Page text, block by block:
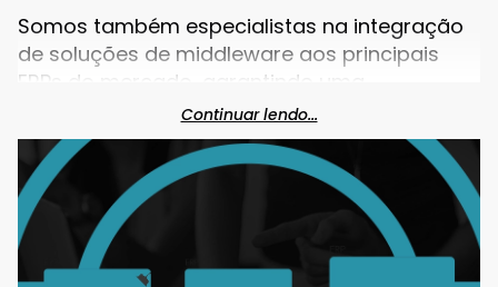
Somos também especialistas na integração
de soluções de middleware aos principais
ERPs do mercado, garantindo uma
experiência completa e fluida para nossos
clientes. Nossa expertise abrange desde a
coleta e transformação de dados até a
automação de processos críticos,
oferecendo visibilidade em tempo real e
otimização contínua dos processos
operacionais e de gestão.
Continuar lendo...